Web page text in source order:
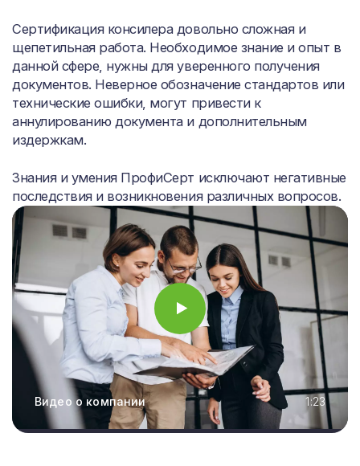
Сертификация консилера довольно сложная и
щепетильная работа. Необходимое знание и опыт в
данной сфере, нужны для уверенного получения
документов. Неверное обозначение стандартов или
технические ошибки, могут привести к
аннулированию документа и дополнительным
издержкам.
Знания и умения ПрофиСерт исключают негативные
последствия и возникновения различных вопросов.
Видео о компании 1:23